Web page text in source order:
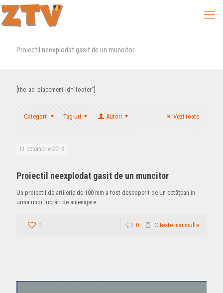
Proiectil neexplodat gasit de un muncitor
[the_ad_placement id="footer"]
Categorii Tag-uri Autori Vezi toate
11 octombrie 2013
Proiectil neexplodat gasit de un muncitor
Un proiectil de artilerie de 100 mm a fost descoperit de un cetăţean în
urma unor lucrări de amenajare.
0 0 Citeste mai multe